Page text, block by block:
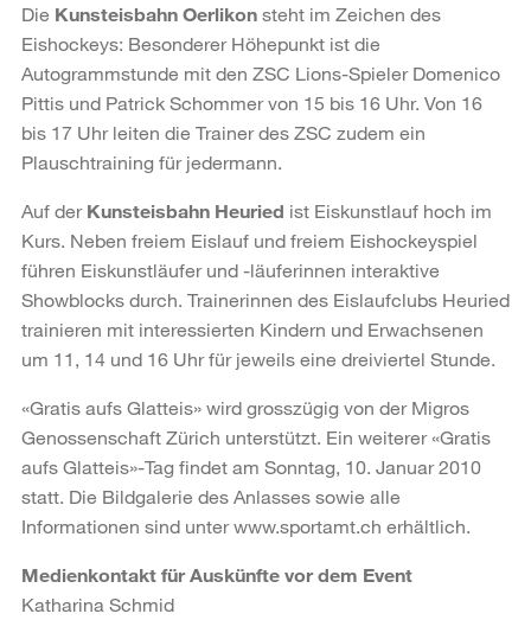
Die Kunsteisbahn Oerlikon steht im Zeichen des
Eishockeys: Besonderer Höhepunkt ist die
Autogrammstunde mit den ZSC Lions-Spieler Domenico
Pittis und Patrick Schommer von 15 bis 16 Uhr. Von 16
bis 17 Uhr leiten die Trainer des ZSC zudem ein
Plauschtraining für jedermann.
Auf der Kunsteisbahn Heuried ist Eiskunstlauf hoch im
Kurs. Neben freiem Eislauf und freiem Eishockeyspiel
führen Eiskunstläufer und -läuferinnen interaktive
Showblocks durch. Trainerinnen des Eislaufclubs Heuried
trainieren mit interessierten Kindern und Erwachsenen
um 11, 14 und 16 Uhr für jeweils eine dreiviertel Stunde.
«Gratis aufs Glatteis» wird grosszügig von der Migros
Genossenschaft Zürich unterstützt. Ein weiterer «Gratis
aufs Glatteis»-Tag findet am Sonntag, 10. Januar 2010
statt. Die Bildgalerie des Anlasses sowie alle
Informationen sind unter www.sportamt.ch erhältlich.
Medienkontakt für Auskünfte vor dem Event
Katharina Schmid